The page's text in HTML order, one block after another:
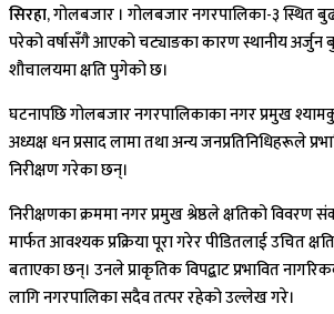
सिरहा, गोलबजार । गोलबजार नगरपालिका-३ स्थित
परेको वर्षासँगै आएको चट्याङका कारण स्थानीय अर्जुन
शौचालयमा क्षति पुगेको छ।
घटनापछि गोलबजार नगरपालिकाका नगर प्रमुख
अध्यक्ष धन प्रसाद लामा तथा अन्य जनप्रतिनिधिहरूले
निरीक्षण गरेका छन्।
निरीक्षणका क्रममा नगर प्रमुख श्रेष्ठले क्षतिको
मार्फत आवश्यक प्रक्रिया पूरा गरेर पीडितलाई उचित
बताएका छन्। उनले प्राकृतिक विपद्बाट प्रभावित
लागि नगरपालिका सदैव तत्पर रहेको उल्लेख गरे।